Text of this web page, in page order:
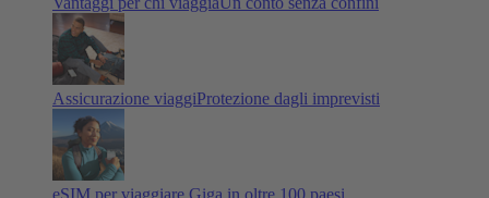
Assicurazione viaggiProtezione dagli imprevisti